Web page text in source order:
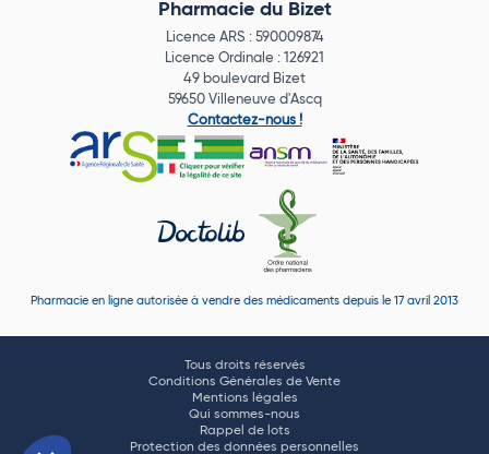
Pharmacie du Bizet
Licence ARS : 590009874
Licence Ordinale : 126921
49 boulevard Bizet
59650 Villeneuve d'Ascq
Contactez-nous !
Pharmacie en ligne autorisée à vendre des médicaments depuis le 17 avril 2013
Tous droits réservés
Conditions Générales de Vente
Mentions légales
Qui sommes-nous
Rappel de lots
Protection des données personnelles